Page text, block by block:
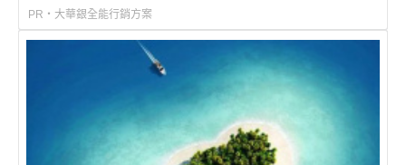
PR・大華銀全能行銷方案